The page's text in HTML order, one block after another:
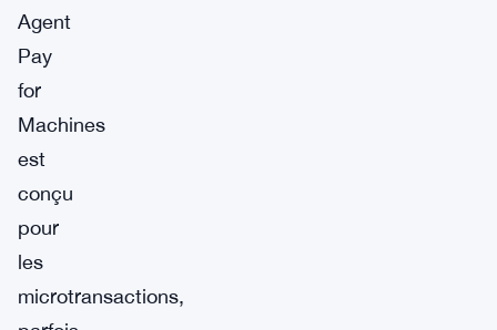
Agent
Pay
for
Machines
est
conçu
pour
les
microtransactions,